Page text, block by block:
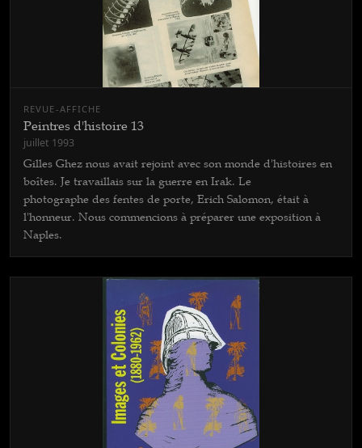
REVUE-AFFICHE
Peintres d'histoire 13
juillet 1993
Gilles Ghez nous avait rejoint avec son monde d'histoires en
boîtes. Je travaillais sur la guerre en Irak. Le
photographe des fentes de porte, Erich Salomon, était à
l'honneur. Nous commencions à préparer une exposition à
Naples.